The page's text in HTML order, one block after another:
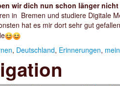
wir dich nun schon länger
in Bremen und studiere Digitale
hat es mir dort sehr gut
, Deutschland, Erinnerungen,